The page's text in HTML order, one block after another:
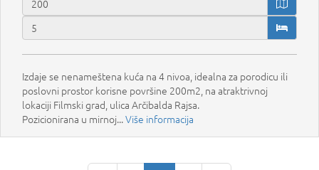
Izdaje se nenameštena kuća na 4 nivoa, idealna za porodicu ili
poslovni prostor korisne površine 200m2, na atraktrivnoj
lokaciji Filmski grad, ulica Arčibalda Rajsa.
Pozicionirana u mirnoj...Više informacija